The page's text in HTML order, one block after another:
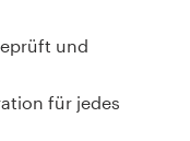
und
für jedes